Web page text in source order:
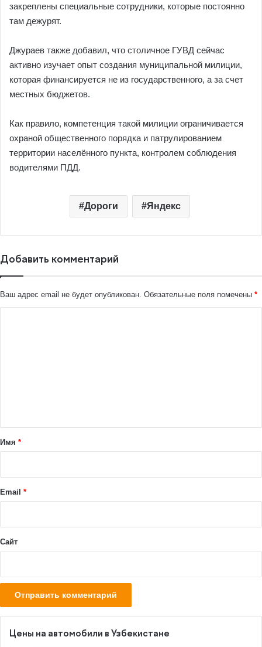
закреплены специальные сотрудники, которые постоянно
там дежурят.
Джураев также добавил, что столичное ГУВД сейчас
активно изучает опыт создания муниципальной милиции,
которая финансируется не из государственного, а за счет
местных бюджетов.
Как правило, компетенция такой милиции ограничивается
охраной общественного порядка и патрулированием
территории населённого пункта, контролем соблюдения
водителями ПДД.
Дороги Яндекс
Добавить комментарий
Ваш адрес email не будет опубликован. Обязательные поля помечены *
а
й
Имя *
Email *
Сайт
Цены на автомобили в Узбекистане